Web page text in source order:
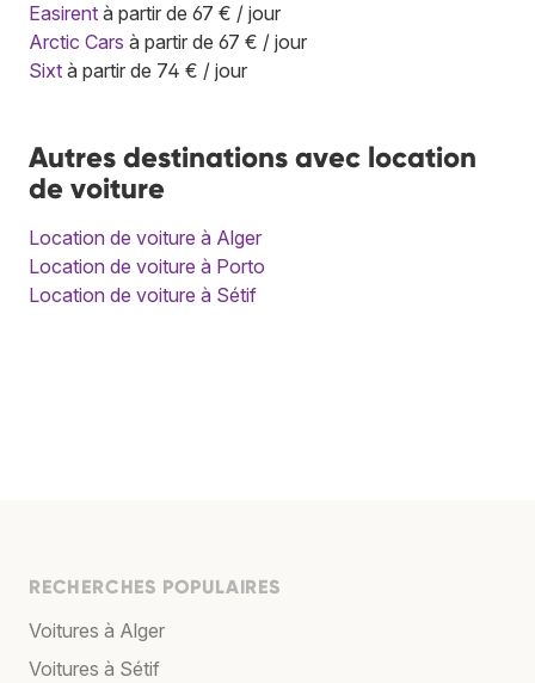
Easirent à partir de 67 € / jour
Arctic Cars à partir de 67 € / jour
Sixt à partir de 74 € / jour
Autres destinations avec location
de voiture
Location de voiture à Alger
Location de voiture à Porto
Location de voiture à Sétif
RECHERCHES POPULAIRES
Voitures à Alger
Voitures à Sétif